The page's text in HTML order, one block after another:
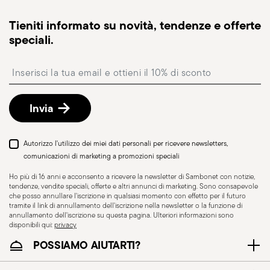
nelle vicinanze; è quindi fondamentale impiegarli
esclusivamente per lo scopo per cui sono stati
importante seguire alcune precauzioni che
aiutano a prevenire incidenti e danni, sia alle
persone che agli oggetti. E' necessario dunque
considerare con la massima attenzione le
gli articoli, in particolare non utilizzare articoli non
(come ceramiche non adatte alla cottura in
forno) o sottoporli a condizioni termiche superiori
a quelle raccomandate. Gli articoli in ceramica o
vetro sono fragili, è essenziale quindi maneggiarli
con cura, evitando urti, cadute o il
posizionamento di oggetti pesanti o appuntiti
riceverai un link di tracciamento per monitorare la
consegna.
presso Punto di Ritiro, selezionabile al checkout.
Reso gratuito entro 30 giornidalla data di
spedizione/fatturazione seguendo la procedura
indicata nella pagina
Tieniti informato su novità, tendenze e offerte
speciali.
Invia
Autorizzo l'utilizzo dei miei dati personali per ricevere newsletters,
comunicazioni di marketing a promozioni speciali
Ho più di 16 anni e acconsento a ricevere la newsletter di Sambonet con notizie,
tendenze, vendite speciali, offerte e altri annunci di marketing. Sono consapevole
che posso annullare l'iscrizione in qualsiasi momento con effetto per il futuro
tramite il link di annullamento dell'iscrizione nella newsletter o la funzione di
annullamento dell'iscrizione su questa pagina. Ulteriori informazioni sono
disponibili qui:privacy
POSSIAMO AIUTARTI?